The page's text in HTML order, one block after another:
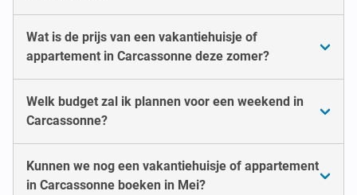
Wat is de prijs van een vakantiehuisje of
appartement in Carcassonne deze zomer?
Welk budget zal ik plannen voor een weekend in
Carcassonne?
Kunnen we nog een vakantiehuisje of appartement
in Carcassonne boeken in Mei?